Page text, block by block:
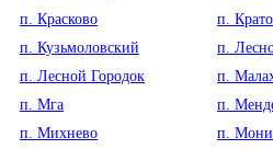
п. Красково
п.
п. Кузьмоловский
п.
п. Лесной Городок
п.
п. Мга
п.
п. Михнево
п.